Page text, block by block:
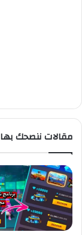
مقالات ننصحك بها